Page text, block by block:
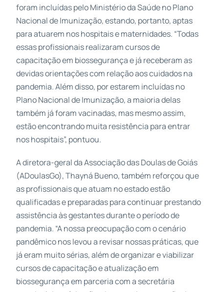
foram incluídas pelo Ministério da Saúde no Plano
Nacional de Imunização, estando, portanto, aptas
para atuarem nos hospitais e maternidades. “Todas
essas profissionais realizaram cursos de
capacitação em biossegurança e já receberam as
devidas orientações com relação aos cuidados na
pandemia. Além disso, por estarem incluídas no
Plano Nacional de Imunização, a maioria delas
também já foram vacinadas, mas mesmo assim,
estão encontrando muita resistência para entrar
nos hospitais”, pontuou.
A diretora-geral da Associação das Doulas de Goiás
(ADoulasGo), Thayná Bueno, também reforçou que
as profissionais que atuam no estado estão
qualificadas e preparadas para continuar prestando
assistência às gestantes durante o período de
pandemia. “A nossa preocupação com o cenário
pandêmico nos levou a revisar nossas práticas, que
já eram muito sérias, além de organizar e viabilizar
cursos de capacitação e atualização em
biossegurança em parceria com a secretária